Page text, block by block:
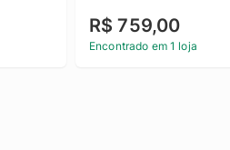
Klein Jeans Amarelo
Manteiga 38
R$ 759,00
Encontrado em 1 loja